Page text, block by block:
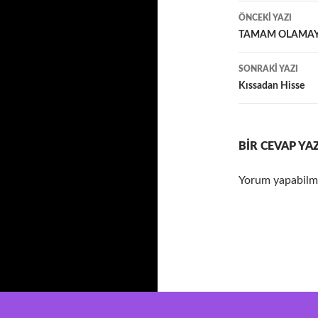
Yazı
dolaşımı
ÖNCEKI YAZI
TAMAM
SONRAKI YAZI
Kıssadan Hisse
BIR CEVAP
Yorum